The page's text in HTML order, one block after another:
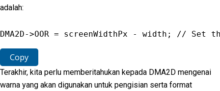
adalah:
DMA2D->OOR = screenWidthPx - width ; // Set
Copy
Terakhir, kita perlu memberitahukan kepada DMA2D mengenai
warna yang akan digunakan untuk pengisian serta format